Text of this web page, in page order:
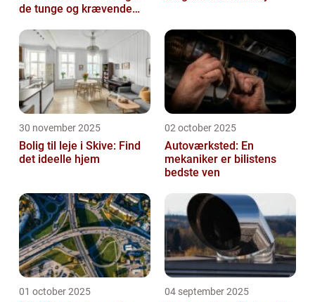
de tunge og krævende
30 november 2025
Bolig til leje i Skive: Find
det ideelle hjem
02 october 2025
Autoværksted: En
mekaniker er bilistens
bedste ven
01 october 2025 04 september 2025